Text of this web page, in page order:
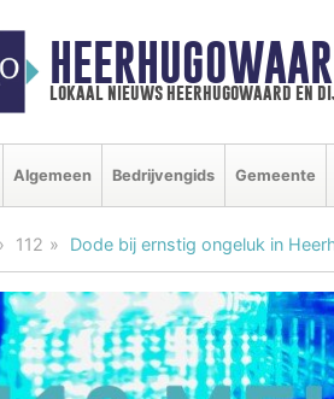
lokaal nieuws heerhugowaard en
Algemeen Bedrijvengids Gemeente
112 Dode bij ernstig ongeluk in